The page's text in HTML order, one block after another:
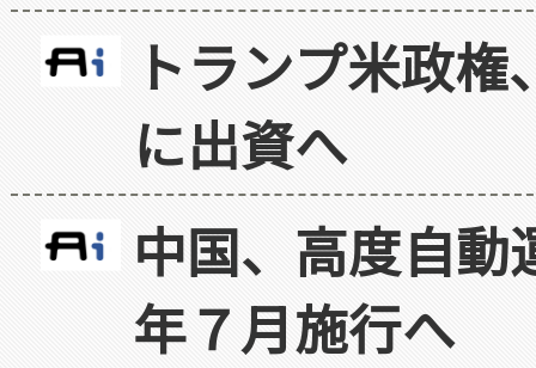
トランプ米政
に出資へ
中国、高度自
年７月施行へ